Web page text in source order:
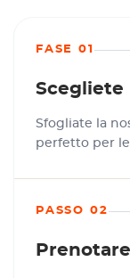
FASE 01
Scegliete
Sfogliate la
perfetto per
PASSO 02